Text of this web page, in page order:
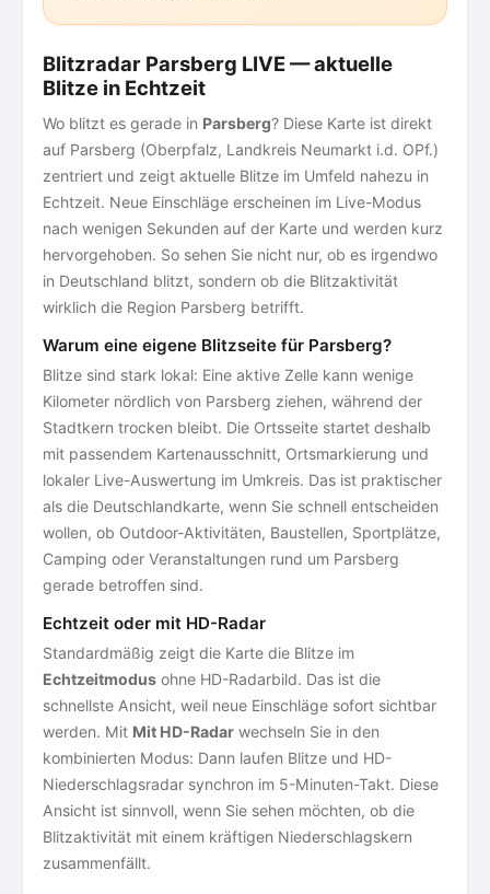
Blitzradar Parsberg LIVE — aktuelle
Blitze in Echtzeit
Wo blitzt es gerade in Parsberg? Diese Karte ist direkt
auf Parsberg (Oberpfalz, Landkreis Neumarkt i.d. OPf.)
zentriert und zeigt aktuelle Blitze im Umfeld nahezu in
Echtzeit. Neue Einschläge erscheinen im Live-Modus
nach wenigen Sekunden auf der Karte und werden kurz
hervorgehoben. So sehen Sie nicht nur, ob es irgendwo
in Deutschland blitzt, sondern ob die Blitzaktivität
wirklich die Region Parsberg betrifft.
Warum eine eigene Blitzseite für Parsberg?
Blitze sind stark lokal: Eine aktive Zelle kann wenige
Kilometer nördlich von Parsberg ziehen, während der
Stadtkern trocken bleibt. Die Ortsseite startet deshalb
mit passendem Kartenausschnitt, Ortsmarkierung und
lokaler Live-Auswertung im Umkreis. Das ist praktischer
als die Deutschlandkarte, wenn Sie schnell entscheiden
wollen, ob Outdoor-Aktivitäten, Baustellen, Sportplätze,
Camping oder Veranstaltungen rund um Parsberg
gerade betroffen sind.
Echtzeit oder mit HD-Radar
Standardmäßig zeigt die Karte die Blitze im
Echtzeitmodus ohne HD-Radarbild. Das ist die
schnellste Ansicht, weil neue Einschläge sofort sichtbar
werden. Mit Mit HD-Radar wechseln Sie in den
kombinierten Modus: Dann laufen Blitze und HD-
Niederschlagsradar synchron im 5-Minuten-Takt. Diese
Ansicht ist sinnvoll, wenn Sie sehen möchten, ob die
Blitzaktivität mit einem kräftigen Niederschlagskern
zusammenfällt.